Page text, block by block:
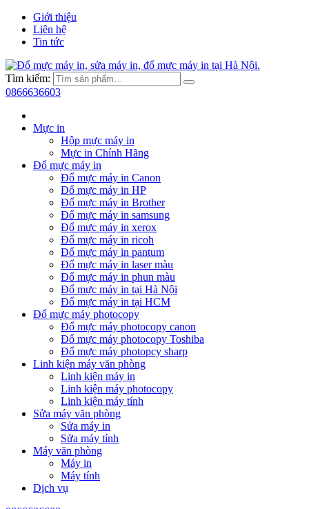
Giới thiệu
Liên hệ
Tin tức
Tìm kiếm:
0866636603
Mực in
Hộp mực máy in
Mực in Chính Hãng
Đổ mực máy in
Đổ mực máy in Canon
Đổ mực máy in HP
Đổ mực máy in Brother
Đổ mực máy in samsung
Đổ mực máy in xerox
Đổ mực máy in ricoh
Đổ mực máy in pantum
Đổ mực máy in laser màu
Đổ mực máy in phun màu
Đổ mực máy in tại Hà Nội
Đổ mực máy in tại HCM
Đổ mực máy photocopy
Đổ mực máy photocopy canon
Đổ mực máy photocopy Toshiba
Đổ mực máy photopcy sharp
Linh kiện máy văn phòng
Linh kiện máy in
Linh kiện máy photocopy
Linh kiện máy tính
Sửa máy văn phòng
Sửa máy in
Sửa máy tính
Máy văn phòng
Máy in
Máy tính
Dịch vụ